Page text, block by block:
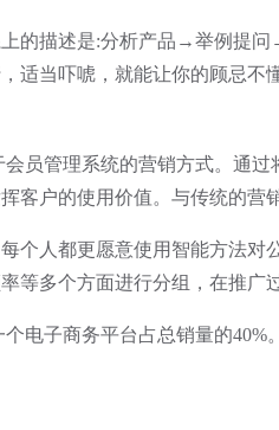
描述是:分析产品→举例提问
适当吓唬，就能让你的顾忌不
员管理系统的营销方式。通过
客户的使用价值。与传统的营
人都更愿意使用智能方法对
等多个方面进行分组，在推广
子商务平台占总销量的40%